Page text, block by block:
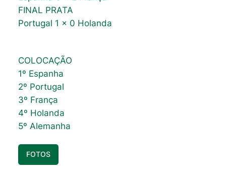
FINAL PRATA
Portugal 1 x 0 Holanda
COLOCAÇÃO
1º Espanha
2º Portugal
3º França
4º Holanda
5º Alemanha
FOTOS